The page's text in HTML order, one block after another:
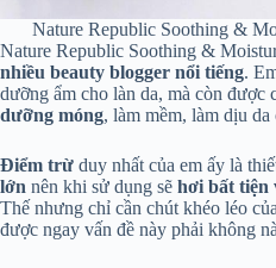
Nature Republic Soothing &
Nature Republic Soothing &
nhiều beauty blogger nổi tiếng.
dưỡng ẩm cho làn da, mà còn được
dưỡng móng, làm mềm, làm dịu
Điểm trừ duy nhất của em ấy là
lớn nên khi sử dụng sẽ hơi bất tiện
Thế nhưng chỉ cần chút khéo léo
được ngay vấn đề này phải không